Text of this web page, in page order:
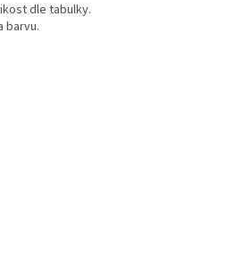
dle tabulky.
barvu.